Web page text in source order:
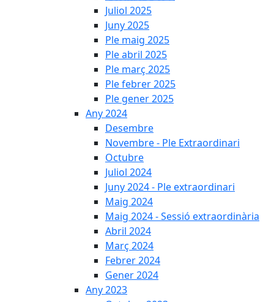
Juliol 2025
Juny 2025
Ple maig 2025
Ple abril 2025
Ple març 2025
Ple febrer 2025
Ple gener 2025
Any 2024
Desembre
Novembre - Ple Extraordinari
Octubre
Juliol 2024
Juny 2024 - Ple extraordinari
Maig 2024
Maig 2024 - Sessió extraordinària
Abril 2024
Març 2024
Febrer 2024
Gener 2024
Any 2023